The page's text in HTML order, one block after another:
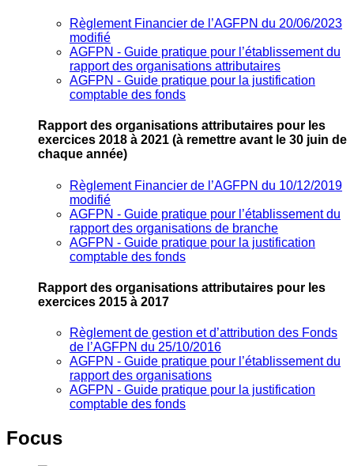
Règlement Financier de l’AGFPN du 20/06/2023
modifié
AGFPN ‐ Guide pratique pour l’établissement du
rapport des organisations attributaires
AGFPN ‐ Guide pratique pour la justification
comptable des fonds
Rapport des organisations attributaires pour les
exercices 2018 à 2021 (à remettre avant le 30 juin de
chaque année)
Règlement Financier de l’AGFPN du 10/12/2019
modifié
AGFPN ‐ Guide pratique pour l’établissement du
rapport des organisations de branche
AGFPN ‐ Guide pratique pour la justification
comptable des fonds
Rapport des organisations attributaires pour les
exercices 2015 à 2017
Règlement de gestion et d’attribution des Fonds
de l’AGFPN du 25/10/2016
AGFPN ‐ Guide pratique pour l’établissement du
rapport des organisations
AGFPN ‐ Guide pratique pour la justification
comptable des fonds
Focus